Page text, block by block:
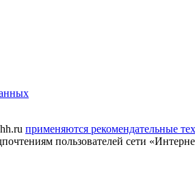
применяются рекомендательные
пользователей сети